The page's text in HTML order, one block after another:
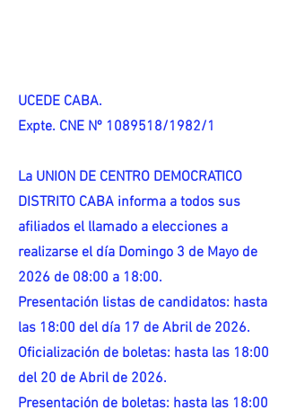
UCEDE CABA.
Expte. CNE Nº 1089518/1982/1
La UNION DE CENTRO DEMOCRATICO
DISTRITO CABA informa a todos sus
afiliados el llamado a elecciones a
realizarse el día Domingo 3 de Mayo de
2026 de 08:00 a 18:00.
Presentación listas de candidatos: hasta
las 18:00 del día 17 de Abril de 2026.
Oficialización de boletas: hasta las 18:00
del 20 de Abril de 2026.
Presentación de boletas: hasta las 18:00